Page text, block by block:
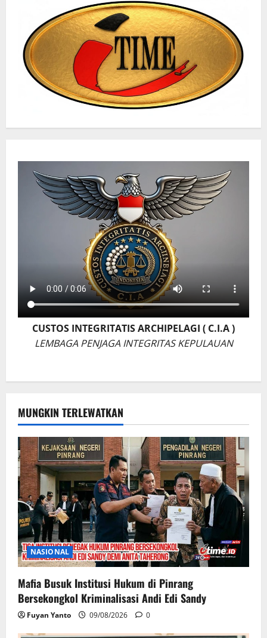
CUSTOS INTEGRITATIS ARCHIPELAGI ( C.I.A )
LEMBAGA PENJAGA INTEGRITAS KEPULAUAN
MUNGKIN TERLEWATKAN
NASIONAL
Mafia Busuk Institusi Hukum di Pinrang
Bersekongkol Kriminalisasi Andi Edi Sandy
Fuyan Yanto 09/08/2026 0